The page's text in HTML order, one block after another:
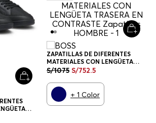
ZAPATILLAS DE DIFERENTES
MATERIALES CON LENGÜETA
TRASERA EN CONTRASTE
S/1075 S/752.5
+ 1 Color